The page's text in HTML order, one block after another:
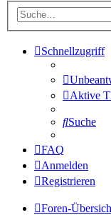
Schnellzugriff
Aktive
Suche
FAQ
Anmelden
Registrieren
Foren-